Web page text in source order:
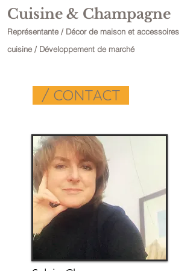
Cuisine & Champagne
Représentante / Décor de maison et accessoires
cuisine / Développement de marché
/ CONTACT